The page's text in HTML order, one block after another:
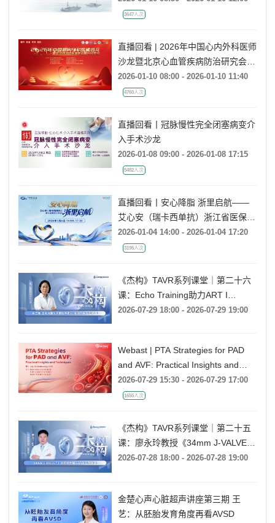
3647人次
直播回看 | 2026年中国心内外科医师
沙龙暨北京心血管疾病防治研究会年
会
2026-01-10 08:00 - 2026-01-10 11:40
4760人次
直播回看丨冠脉慢性完全闭塞病变介
入手术沙龙
2026-01-08 09:00 - 2026-01-08 17:15
5482人次
直播回看丨安心降脂 浙里启航——
艾心安（瑞卡西单抗）浙江省医保上
市会
2026-01-04 14:00 - 2026-01-04 17:20
3195人次
《杰构》TAVR系列课堂｜第二十六
课：Echo Training助力ART I
Rebecca T. Hahn教授《第二期-主动
2026-07-29 18:00 - 2026-07-29 19:00
Webast | PTA Strategies for PAD
and AVF: Practical Insights and
Techniques
2026-07-29 15:30 - 2026-07-29 17:00
1655人次
《杰构》TAVR系列课堂｜第二十五
课：廖永玲教授《34mm J-VALVE
TF 治疗超大瓣环AR的实战经验》
2026-07-28 18:00 - 2026-07-28 19:00
金楚心声心脏超声讲座第三期 王
艺：从胚胎发育角度再看AVSD